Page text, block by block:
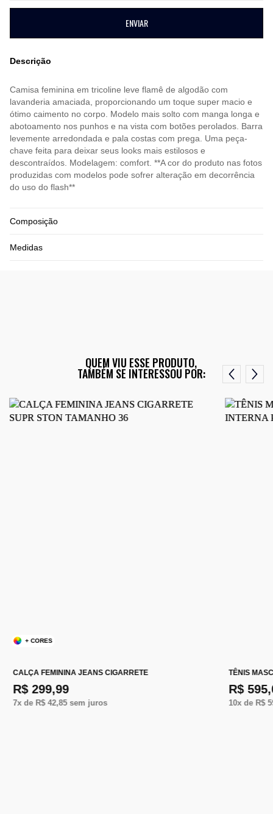
ENVIAR
Descrição
Camisa feminina em tricoline leve flamê de algodão com
lavanderia amaciada, proporcionando um toque super macio e
ótimo caimento no corpo. Modelo mais solto com manga longa e
abotoamento nos punhos e na vista com botões perolados. Barra
levemente arredondada e pala costas com prega. Uma peça-
chave feita para deixar seus looks mais estilosos e
descontraídos. Modelagem: comfort. **A cor do produto nas fotos
produzidas com modelos pode sofrer alteração em decorrência
do uso do flash**
Composição
Medidas
QUEM VIU ESSE PRODUTO,
TAMBÉM SE INTERESSOU POR:
+ CORES
CALÇA FEMININA JEANS CIGARRETE
R$ 299,99
7x de R$ 42,85sem juros
TÊNIS
R$
10x de R$